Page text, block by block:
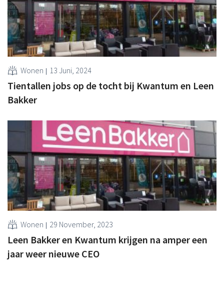
Wonen 13 Juni, 2024
Tientallen jobs op de tocht bij Kwantum en Leen
Bakker
Wonen 29 November, 2023
Leen Bakker en Kwantum krijgen na amper een
jaar weer nieuwe CEO